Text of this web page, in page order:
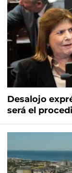
Desalojo
será el